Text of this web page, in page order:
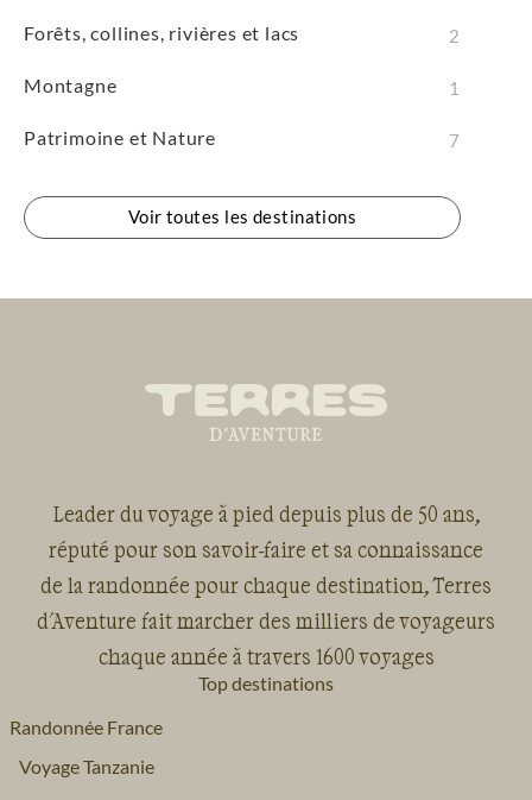
Forêts, collines, rivières et lacs 2
Montagne 1
Patrimoine et Nature 7
Voir toutes les destinations
Leader du voyage à pied depuis plus de 50 ans,
réputé pour son savoir-faire et sa connaissance
de la randonnée pour chaque destination, Terres
d'Aventure fait marcher des milliers de voyageurs
chaque année à travers 1600 voyages
Top destinations
Randonnée France
Voyage Tanzanie